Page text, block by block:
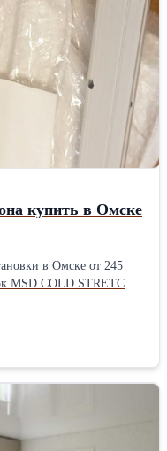
или приехать в
Звоните.
купить в Омске
в Омске от 245
MSD COLD STRETCH
на ощупь, по
по конкретным
ширина потолка до
ли греть? Можно. -
до -30С. - Минимальная
от 33 руб. метр. ПВХ,
в офис. - Самовывоз,